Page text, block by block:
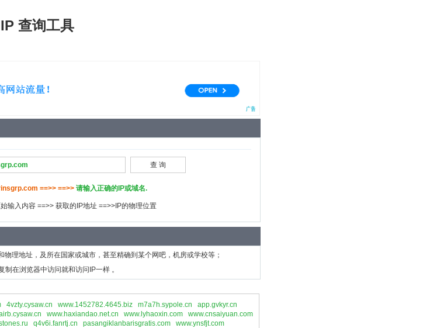
IP 查询工具
==>> ==>> 请输入正确的IP或域名.
输入内容 ==>> 获取的IP地址 ==>>IP的物理位置
理地址，及所在国家或城市，甚至精确到某个网吧，机房或学校等；
在浏览器中访问就和访问IP一样 。
4vzty.cysaw.cn www.1452782.4645.biz m7a7h.sypole.cn
app.gvkyr.cn
www.haxiandao.net.cn www.lyhaoxin.com
www.cnsaiyuan.com
q4v6i.fanrtj.cn pasangiklanbarisgratis.com
www.ynsfjt.com